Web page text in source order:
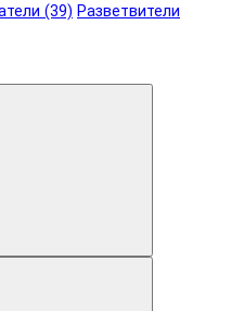
(39) Разветвители